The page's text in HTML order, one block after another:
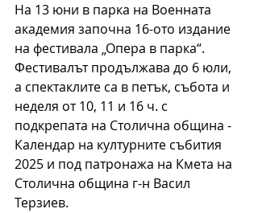
На 13 юни в парка на Военната
академия започна 16-ото издание
на фестивала „Опера в парка“.
Фестивалът продължава до 6 юли,
а спектаклите са в петък, събота и
неделя от 10, 11 и 16 ч. с
подкрепата на Столична община -
Календар на културните събития
2025 и под патронажа на Кмета на
Столична община г-н Васил
Терзиев.